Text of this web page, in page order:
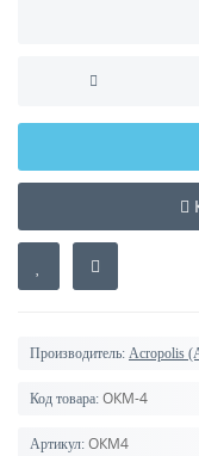
Производитель: Acropolis
Код товара: ОКМ-4
Артикул: ОКМ4